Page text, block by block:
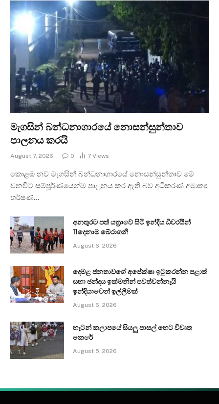
මැගසින් බන්ධනාගාරයේ නොසන්සුන්තාව
පාලනය කරයි
August 7, 2026 0 7 Views
කොළඹ නව මැගසින් බන්ධනාගාරයේ නොසන්සුන්තාව මේ
වනවිට සම්පූර්ණයෙන්ම පාලනය කර ඇති බව අධිකරණ අමාත්‍ය
හර්ෂණ…
අනතුරට පත් යත්‍රාවේ සිටි ඉන්දීය ධීවරයින්
11දෙනාම බේරාගනී
August 6, 2026
දෙමළ ජනතාවගේ අපේක්ෂා ඉටුකරන්න පළාත්
සභා ඡන්දය ඉක්මනින් පවත්වන්නැයි
ඉන්දියාවෙන් ඉල්ලීමක්
August 6, 2026
හැටන් කලාපයේ සියලු පාසල් හෙට විවෘත
කෙරේ
August 5, 2026